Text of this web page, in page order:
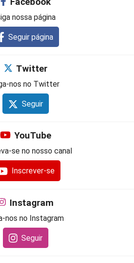
nossa página
Seguir página
Twitter
nos no Twitter
Seguir
YouTube
se no nosso canal
Inscrever-se
Instagram
nos no Instagram
Seguir